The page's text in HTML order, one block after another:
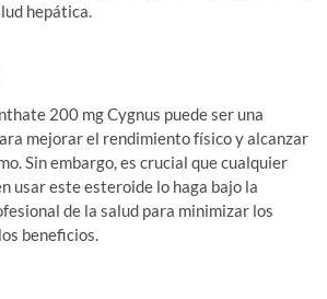
hepática.
200 mg Cygnus puede ser una
mejorar el rendimiento físico y alcanzar
Sin embargo, es crucial que cualquier
usar este esteroide lo haga bajo la
de la salud para minimizar los
beneficios.